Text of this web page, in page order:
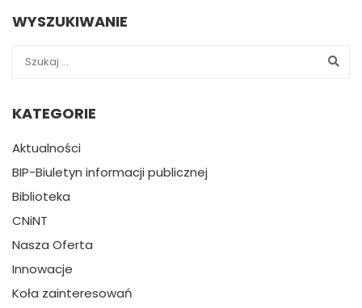
WYSZUKIWANIE
KATEGORIE
Aktualności
BIP-Biuletyn informacji publicznej
Biblioteka
CNiNT
Nasza Oferta
Innowacje
Koła zainteresowań